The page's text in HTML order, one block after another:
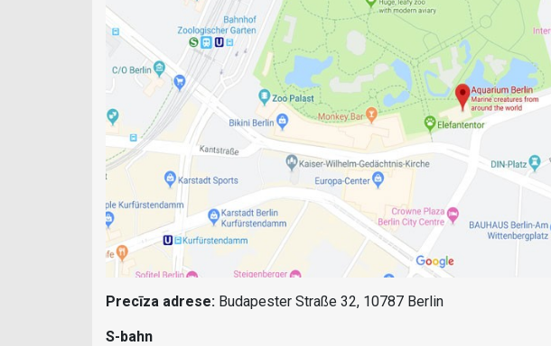
Precīza adrese: Budapester Straße 32, 10787 Berlin
S-bahn